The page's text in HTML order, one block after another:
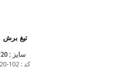
تیغ برش ۲۰*۸
سایز : 20*8*8
کد : T080820-102